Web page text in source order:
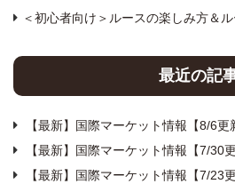
＜初心者向け＞ルースの楽しみ方＆
最近の記
【最新】国際マーケット情報【8/6更
【最新】国際マーケット情報【7/30更
【最新】国際マーケット情報【7/23更